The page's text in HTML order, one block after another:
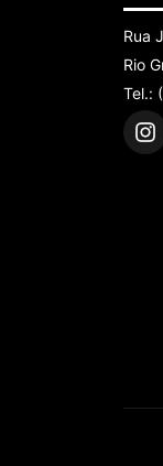
Rua
Rio
Tel.: